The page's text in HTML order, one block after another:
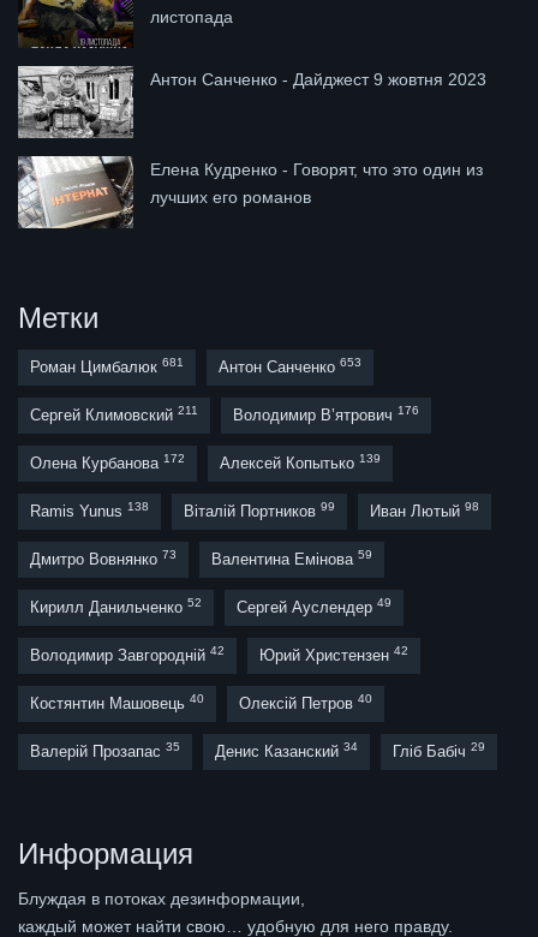
листопада
Антон Санченко - Дайджест 9 жовтня 2023
Елена Кудренко - Говорят, что это один из
лучших его романов
Метки
Роман Цимбалюк 681 Антон Санченко 653
Сергей Климовский 211 Володимир В’ятрович 176
Олена Курбанова 172 Алексей Копытько 139
Ramis Yunus 138 Віталій Портников 99 Иван Лютый 98
Дмитро Вовнянко 73 Валентина Емінова 59
Кирилл Данильченко 52 Сергей Ауслендер 49
Володимир Завгородній 42 Юрий Христензен 42
Костянтин Машовець 40 Олексій Петров 40
Валерій Прозапас 35 Денис Казанский 34 Гліб Бабіч 29
Информация
Блуждая в потоках дезинформации,
каждый может найти свою… удобную для него правду.